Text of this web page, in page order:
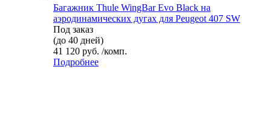
Багажник Thule WingBar Evo Black на
аэродинамических дугах для Peugeot 407 SW
Под заказ
(до 40 дней)
41 120 руб. /комп.
Подробнее